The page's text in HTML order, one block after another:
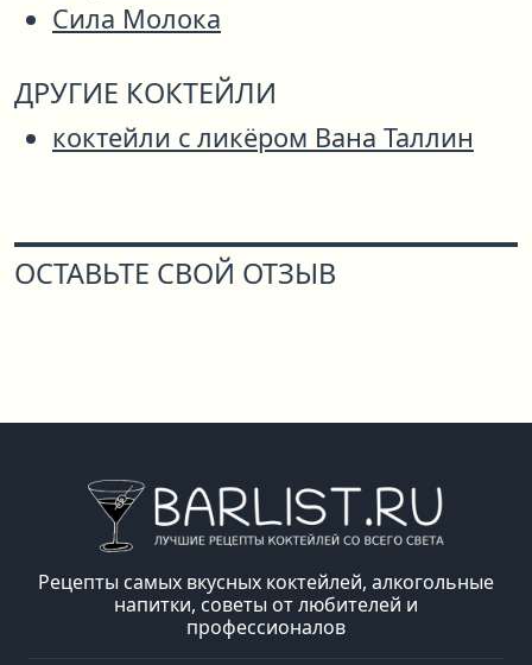
Сила Молока
ДРУГИЕ КОКТЕЙЛИ
коктейли с ликёром Вана Таллин
ОСТАВЬТЕ СВОЙ ОТЗЫВ
Рецепты самых вкусных коктейлей, алкогольные
напитки, советы от любителей и
профессионалов